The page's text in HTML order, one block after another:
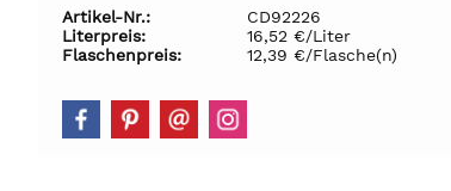
Artikel-Nr.:
CD92226
Literpreis:
16,52 €/Liter
Flaschenpreis:
12,39 €/Flasche(n)